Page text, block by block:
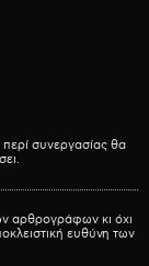
συνεργασίας θα
αρθρογράφων κι όχι
ευθύνη των